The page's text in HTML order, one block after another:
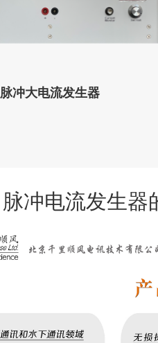
脉冲大电流发生器
脉冲电流发生器